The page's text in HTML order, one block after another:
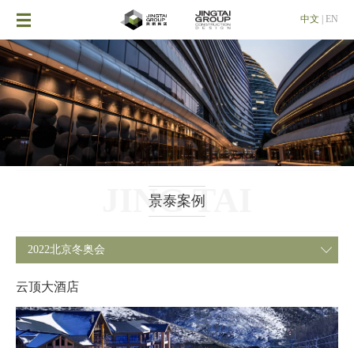
 中文 EN
景泰案例
JING TAI
2022北京冬奥会 
云顶大酒店